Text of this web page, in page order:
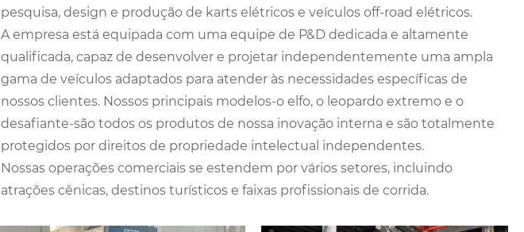
pesquisa, design e produção de karts elétricos e veículos off-road elétricos.
A empresa está equipada com uma equipe de P&D dedicada e altamente
qualificada, capaz de desenvolver e projetar independentemente uma ampla
gama de veículos adaptados para atender às necessidades específicas de
nossos clientes. Nossos principais modelos-o elfo, o leopardo extremo e o
desafiante-são todos os produtos de nossa inovação interna e são totalmente
protegidos por direitos de propriedade intelectual independentes.
Nossas operações comerciais se estendem por vários setores, incluindo
atrações cênicas, destinos turísticos e faixas profissionais de corrida.